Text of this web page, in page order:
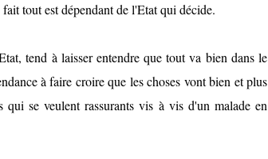
tout est dépendant de l'Etat qui décide.
tend à laisser entendre que tout va bien dans le
à faire croire que les choses vont bien et plus
se veulent rassurants vis à vis d'un malade en